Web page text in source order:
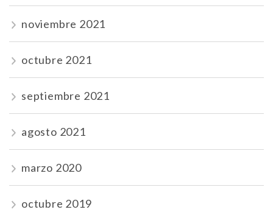
noviembre 2021
octubre 2021
septiembre 2021
agosto 2021
marzo 2020
octubre 2019